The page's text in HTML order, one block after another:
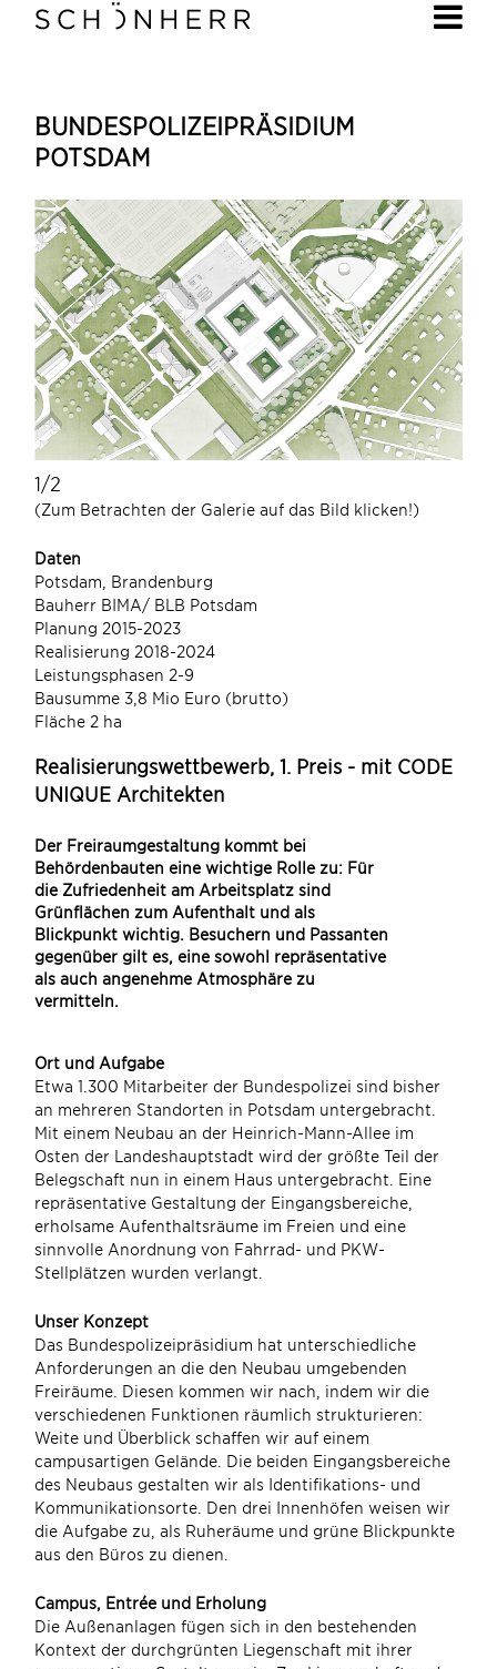
BUNDESPOLIZEIPRÄSIDIUM
POTSDAM
1/2
(Zum Betrachten der Galerie auf das Bild klicken!)
Daten
Potsdam, Brandenburg
Bauherr BIMA/ BLB Potsdam
Planung 2015-2023
Realisierung 2018-2024
Leistungsphasen 2-9
Bausumme 3,8 Mio Euro (brutto)
Fläche 2 ha
Realisierungswettbewerb, 1. Preis - mit CODE
UNIQUE Architekten
Der Freiraumgestaltung kommt bei
Behördenbauten eine wichtige Rolle zu: Für
die Zufriedenheit am Arbeitsplatz sind
Grünflächen zum Aufenthalt und als
Blickpunkt wichtig. Besuchern und Passanten
gegenüber gilt es, eine sowohl repräsentative
als auch angenehme Atmosphäre zu
vermitteln.
Ort und Aufgabe
Etwa 1.300 Mitarbeiter der Bundespolizei sind bisher
an mehreren Standorten in Potsdam untergebracht.
Mit einem Neubau an der Heinrich-Mann-Allee im
Osten der Landeshauptstadt wird der größte Teil der
Belegschaft nun in einem Haus untergebracht. Eine
repräsentative Gestaltung der Eingangsbereiche,
erholsame Aufenthaltsräume im Freien und eine
sinnvolle Anordnung von Fahrrad- und PKW-
Stellplätzen wurden verlangt.
Unser Konzept
Das Bundespolizeipräsidium hat unterschiedliche
Anforderungen an die den Neubau umgebenden
Freiräume. Diesen kommen wir nach, indem wir die
verschiedenen Funktionen räumlich strukturieren:
Weite und Überblick schaffen wir auf einem
campusartigen Gelände. Die beiden Eingangsbereiche
des Neubaus gestalten wir als Identifikations- und
Kommunikationsorte. Den drei Innenhöfen weisen wir
die Aufgabe zu, als Ruheräume und grüne Blickpunkte
aus den Büros zu dienen.
Campus, Entrée und Erholung
Die Außenanlagen fügen sich in den bestehenden
Kontext der durchgrünten Liegenschaft mit ihrer